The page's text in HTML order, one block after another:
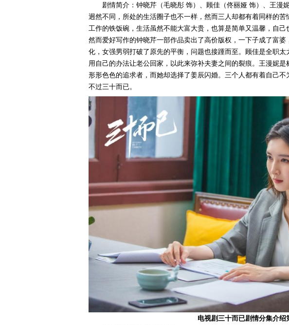
剧情简介：钟晓芹（毛晓彤 饰）、顾佳（佟丽娅 饰）、王漫
迥然不同，所处的生活圈子也不一样，然而三人却都有着同样的
工作的铁饭碗，生活虽然不能大富大贵，也算是简单又温馨，自己
然而爱好写作的钟晓芹一部作品卖出了高价版权，一下子成了富
化，女强男弱打破了原先的平衡，问题也接踵而至。顾佳是全职
用自己的办法让老公回家，以此来弥补夫妻之间的裂痕。王漫妮
形形色色的追求者，而她却选择了姜辰闪婚。三个人都有着自己
不过三十而已。
电视剧三十而已剧情分集介绍